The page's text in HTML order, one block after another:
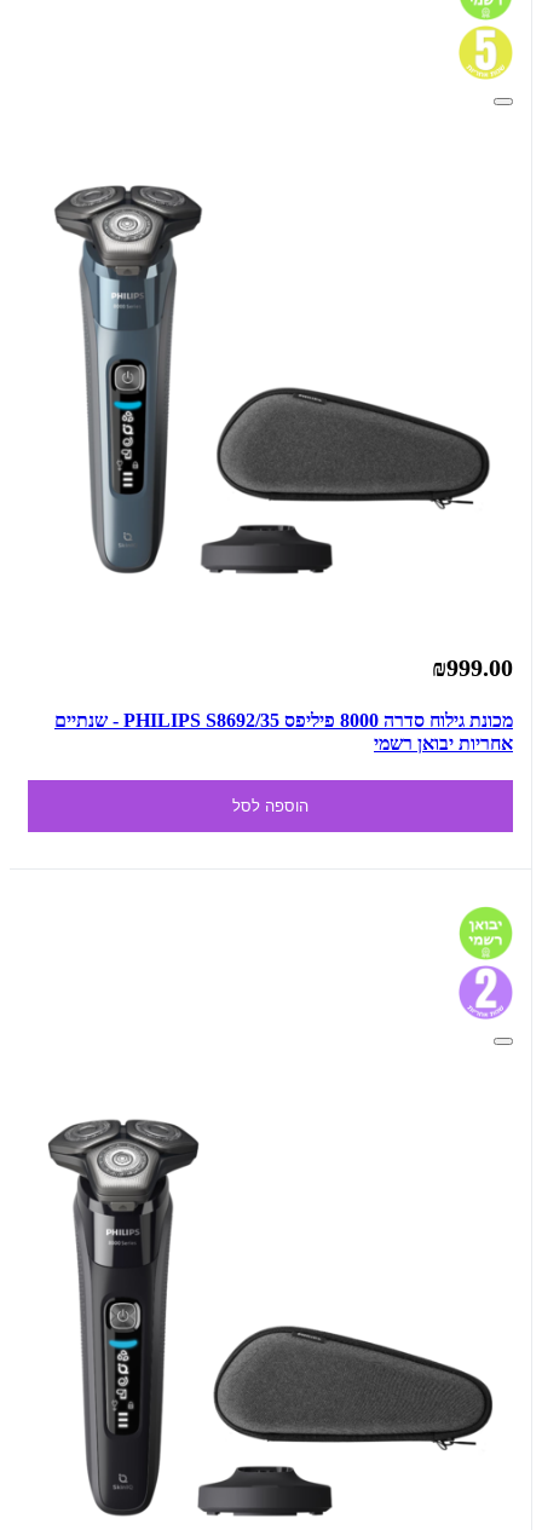
₪999.00
מכונת גילוח סדרה 8000 פיליפס PHILIPS S8692/35 - שנתיים
אחריות יבואן רשמי
הוספה לסל